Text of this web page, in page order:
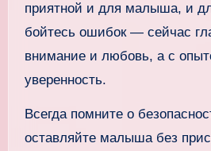
приятной и для малыша, и
бойтесь ошибок — сейчас
внимание и любовь, а с
уверенность.
Всегда помните о
оставляйте малыша без